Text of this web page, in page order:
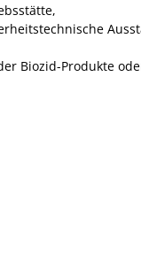
Biozid-Produkte